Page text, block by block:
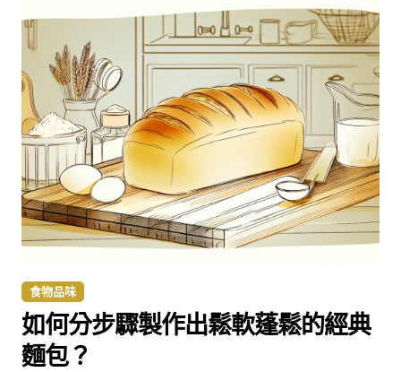
食物品味
如何分步驟製作出鬆軟蓬鬆的經典
麵包？